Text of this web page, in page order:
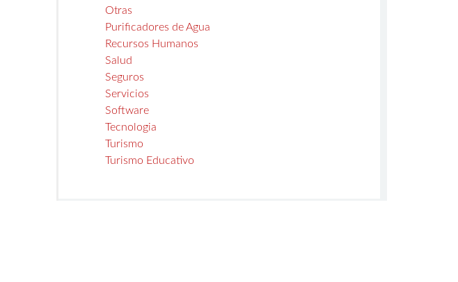
Otras
Purificadores de Agua
Recursos Humanos
Salud
Seguros
Servicios
Software
Tecnologia
Turismo
Turismo Educativo